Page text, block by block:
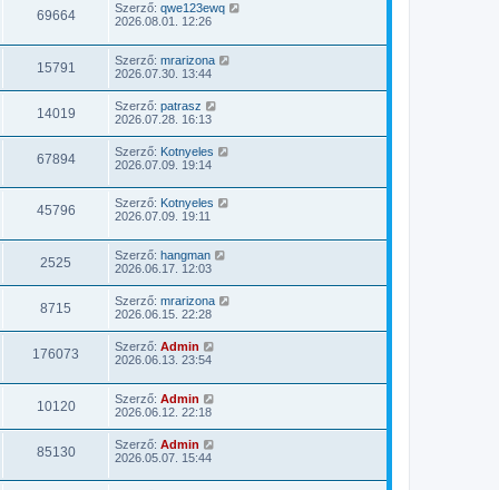
69664 Szerző: qwe123ewq
2026.08.01. 12:26
15791 Szerző: mrarizona
2026.07.30. 13:44
14019 Szerző: patrasz
2026.07.28. 16:13
67894 Szerző: Kotnyeles
2026.07.09. 19:14
45796 Szerző: Kotnyeles
2026.07.09. 19:11
2525 Szerző: hangman
2026.06.17. 12:03
8715 Szerző: mrarizona
2026.06.15. 22:28
176073 Szerző: Admin
2026.06.13. 23:54
10120 Szerző: Admin
2026.06.12. 22:18
85130 Szerző: Admin
2026.05.07. 15:44